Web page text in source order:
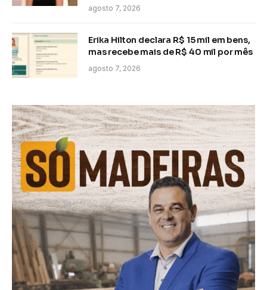
agosto 7, 2026
Erika Hilton declara R$ 15 mil em bens,
mas recebe mais de R$ 40 mil por mês
agosto 7, 2026